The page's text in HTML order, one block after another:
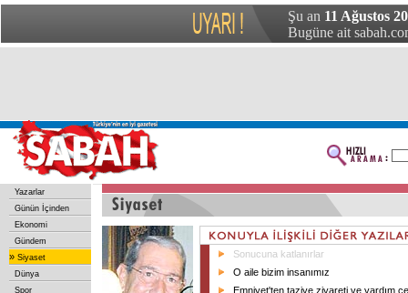
Şu an 11 Ağustos
Bugüne ait
Yazarlar
Günün İçinden
Ekonomi
Gündem
» Siyaset
Dünya
Spor
Sonucuna katlanırlar
O aile bizim insanımız
Emniyet'ten taziye ziyareti ve yardım